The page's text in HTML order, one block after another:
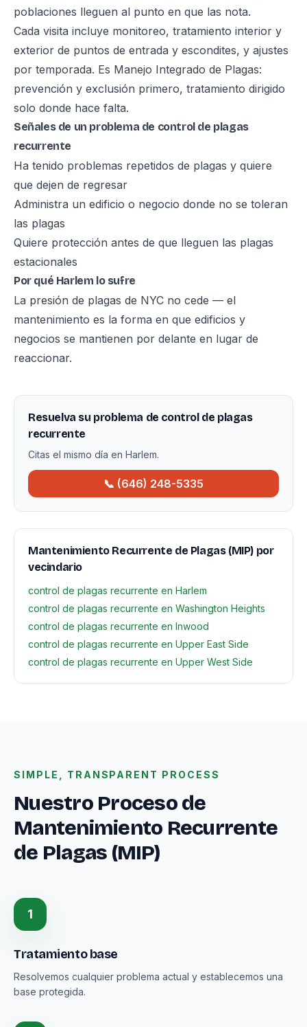
poblaciones lleguen al punto en que las nota.
Cada visita incluye monitoreo, tratamiento interior y
exterior de puntos de entrada y escondites, y ajustes
por temporada. Es Manejo Integrado de Plagas:
prevención y exclusión primero, tratamiento dirigido
solo donde hace falta.
Señales de un problema de control de plagas
recurrente
Ha tenido problemas repetidos de plagas y quiere
que dejen de regresar
Administra un edificio o negocio donde no se toleran
las plagas
Quiere protección antes de que lleguen las plagas
estacionales
Por qué Harlem lo sufre
La presión de plagas de NYC no cede — el
mantenimiento es la forma en que edificios y
negocios se mantienen por delante en lugar de
reaccionar.
Resuelva su problema de control de plagas
recurrente
Citas el mismo día en Harlem.
📞 (646) 248-5335
Mantenimiento Recurrente de Plagas (MIP) por
vecindario
control de plagas recurrente en Harlem
control de plagas recurrente en Washington Heights
control de plagas recurrente en Inwood
control de plagas recurrente en Upper East Side
control de plagas recurrente en Upper West Side
SIMPLE, TRANSPARENT PROCESS
Nuestro Proceso de
Mantenimiento Recurrente
de Plagas (MIP)
1
Tratamiento base
Resolvemos cualquier problema actual y establecemos una
base protegida.